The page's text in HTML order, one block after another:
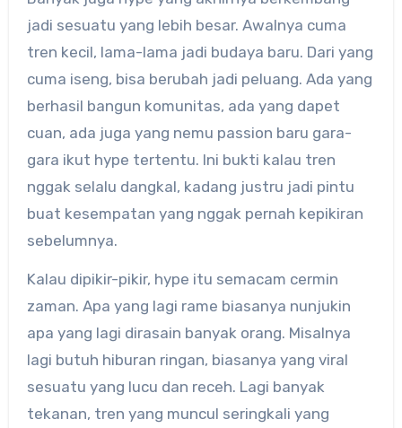
jadi sesuatu yang lebih besar. Awalnya cuma
tren kecil, lama-lama jadi budaya baru. Dari yang
cuma iseng, bisa berubah jadi peluang. Ada yang
berhasil bangun komunitas, ada yang dapet
cuan, ada juga yang nemu passion baru gara-
gara ikut hype tertentu. Ini bukti kalau tren
nggak selalu dangkal, kadang justru jadi pintu
buat kesempatan yang nggak pernah kepikiran
sebelumnya.
Kalau dipikir-pikir, hype itu semacam cermin
zaman. Apa yang lagi rame biasanya nunjukin
apa yang lagi dirasain banyak orang. Misalnya
lagi butuh hiburan ringan, biasanya yang viral
sesuatu yang lucu dan receh. Lagi banyak
tekanan, tren yang muncul seringkali yang